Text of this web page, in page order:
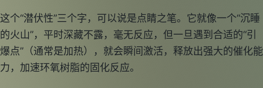
这个“潜伏性”三个字，可以说是点睛之笔。它就像一个“沉睡
的火山”，平时深藏不露，毫无反应，但一旦遇到合适的“引
爆点”（通常是加热），就会瞬间激活，释放出强大的催化能
力，加速环氧树脂的固化反应。